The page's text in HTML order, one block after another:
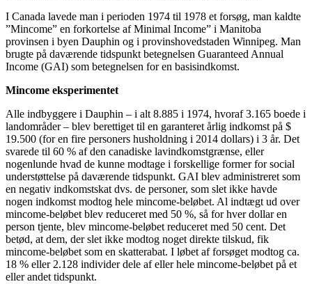
I Canada lavede man i perioden 1974 til 1978 et forsøg, man kaldte
”Mincome” en forkortelse af Minimal Income” i Manitoba
provinsen i byen Dauphin og i provinshovedstaden Winnipeg. Man
brugte på daværende tidspunkt betegnelsen Guaranteed Annual
Income (GAI) som betegnelsen for en basisindkomst.
Mincome eksperimentet
Alle indbyggere i Dauphin – i alt 8.885 i 1974, hvoraf 3.165 boede i
landområder – blev berettiget til en garanteret årlig indkomst på $
19.500 (for en fire personers husholdning i 2014 dollars) i 3 år. Det
svarede til 60 % af den canadiske lavindkomstgrænse, eller
nogenlunde hvad de kunne modtage i forskellige former for social
understøttelse på daværende tidspunkt. GAI blev administreret som
en negativ indkomstskat dvs. de personer, som slet ikke havde
nogen indkomst modtog hele mincome-beløbet. Al indtægt ud over
mincome-beløbet blev reduceret med 50 %, så for hver dollar en
person tjente, blev mincome-beløbet reduceret med 50 cent. Det
betød, at dem, der slet ikke modtog noget direkte tilskud, fik
mincome-beløbet som en skatterabat. I løbet af forsøget modtog ca.
18 % eller 2.128 individer dele af eller hele mincome-beløbet på et
eller andet tidspunkt.